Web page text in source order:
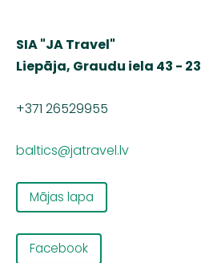
SIA "JA Travel"
Liepāja, Graudu iela 43 - 23
+371 26529955
baltics@jatravel.lv
Mājas lapa
Facebook